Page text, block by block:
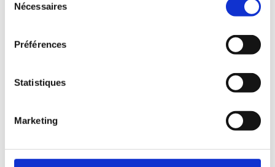
Nécessaires
Préférences
Statistiques
Marketing